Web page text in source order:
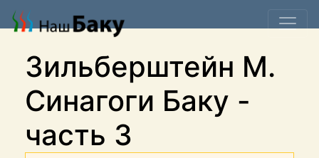
Зильберштейн М.
Синагоги Баку -
часть 3